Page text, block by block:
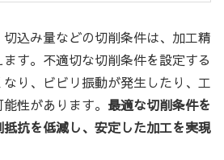
込み量などの切削条件は、加工精
す。不適切な切削条件を設定する
り、ビビリ振動が発生したり、工
性があります。 最適な切削条件を
抗を低減し、安定した加工を実現